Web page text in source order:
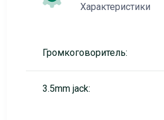
Характеристики
Громкоговоритель:
3.5mm jack: